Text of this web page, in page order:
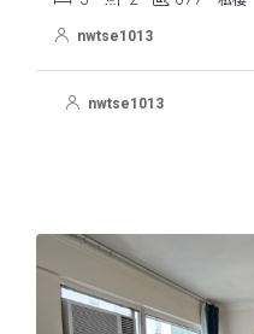
nwtse1013
nwtse1013